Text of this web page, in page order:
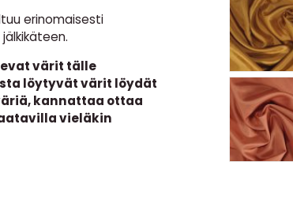
erinomaisesti
värit tälle
löytyvät värit löydät
kannattaa ottaa
vieläkin